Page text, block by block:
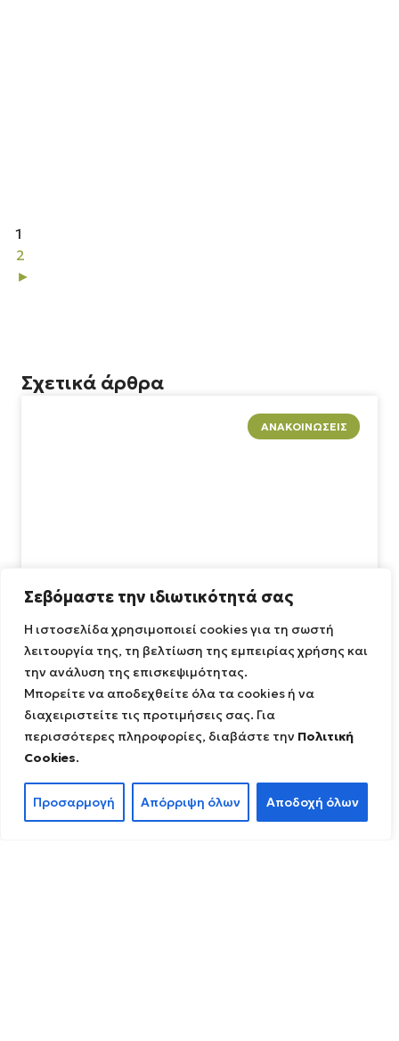
Σεβόμαστε την ιδιωτικότητά σας
Η ιστοσελίδα χρησιμοποιεί cookies για τη σωστή
λειτουργία της, τη βελτίωση της εμπειρίας χρήσης και
την ανάλυση της επισκεψιμότητας.
Μπορείτε να αποδεχθείτε όλα τα cookies ή να
διαχειριστείτε τις προτιμήσεις σας. Για
περισσότερες πληροφορίες, διαβάστε την Πολιτική
Cookies.
Προσαρμογή Απόρριψη όλων Αποδοχή όλων
1
2
►
Σχετικά άρθρα
ΑΝΑΚΟΙΝΏΣΕΙΣ